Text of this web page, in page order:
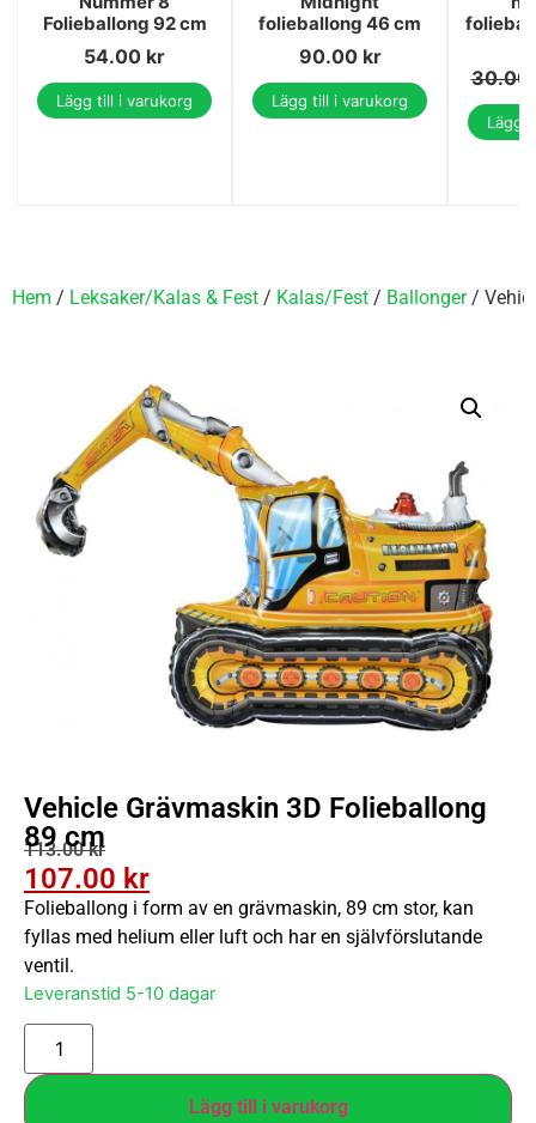
Folieballong 92 cm
54.00 kr
Lägg till i varukorg
folieballong 46 cm
90.00 kr
Lägg till i varukorg
30.00
Lägg
Hem / Leksaker/Kalas & Fest / Kalas/Fest / Ballonger/
Vehicle Grävmaskin 3D Folieballong
89 cm
113.00kr
107.00 kr
Folieballong i form av en grävmaskin, 89 cm stor, kan
fyllas med helium eller luft och har en självförslutande
ventil.
Leveranstid 5-10 dagar
Lägg till i varukorg